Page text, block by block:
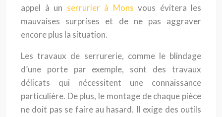
appel à un serrurier à Mons vous évitera les
mauvaises surprises et de ne pas aggraver
encore plus la situation.
Les travaux de serrurerie, comme le blindage
d’une porte par exemple, sont des travaux
délicats qui nécessitent une connaissance
particulière. De plus, le montage de chaque pièce
ne doit pas se faire au hasard. Il exige des outils